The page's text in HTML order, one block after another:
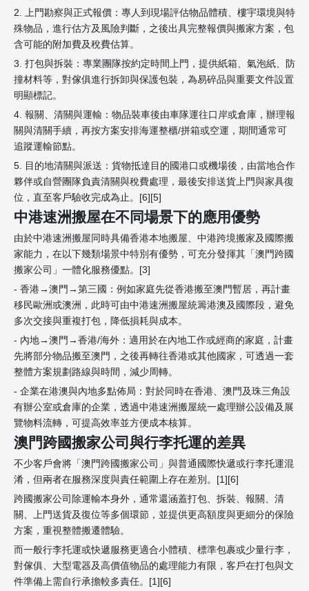
2. 上門勘察與正式報價：專人到現場評估物品體積、樓宇環境與特
殊物品，進行估方及風險判斷，之後出具完整報價與搬家方案，包
含可能的附加費及稅費估算。
3. 打包與拆裝：專業團隊按約定時間上門，提供紙箱、氣泡紙、防
撞材料等，對傢俱進行拆卸與保護包裝，為易碎品與重要文件設置
明顯標記。
4. 報關、清關與運輸：物品裝車後由車隊運往口岸或倉庫，辦理報
關與清關手續，再按方案安排海運整櫃/拼箱或空運，期間通常可
追蹤運輸節點。
5. 目的地清關與派送：貨物抵達目的國港口或機場後，由當地合作
夥伴或自營團隊負責清關與稅費處理，最後安排送貨上門與家具復
位，直至客戶驗收完成為止。[6][5]
中港速洲搬屋在不同場景下的應用優勢
由於中港速洲搬屋同時具備香港本地搬屋、中港跨境搬家及國際搬
家能力，在以下幾類場景中特別有優勢，可充分發揮其「澳門跨國
搬家公司」一體化服務優點。[3]
- 香港→澳門→第三國：例如家庭先從香港搬至澳門暫居，再計畫
移民歐洲或澳洲，此時可由中港速洲搬屋統籌港澳及國際段，避免
多次交接與重複打包，降低損耗與成本。
- 內地→澳門→香港/海外：適用於在內地工作或經商的家庭，計畫
先將部分物品搬至澳門，之後再轉往香港或其他國家，可透過一套
整體方案規劃路線與時間，減少周轉。
- 企業在港澳與內地多點佈局：對於同時在香港、澳門及珠三角設
有辦公室或倉庫的企業，透過中港速洲搬屋統一處理辦公設備及展
覽物料流轉，可提高效率並方便成本核算。
澳門跨國搬家公司與行李托運的差異
不少客戶會將「澳門跨國搬家公司」與普通國際快遞或行李托運混
淆，但兩者在服務深度與責任範圍上存在差別。[1][6]
跨國搬家公司除運輸本身外，通常還涵蓋打包、拆裝、報關、清
關、上門送貨及復位等多個環節，並提供更高額度與更細分的保險
方案，重視整體搬遷體驗。
而一般行李托運或快遞服務更適合小體積、標準包裹或少量行李，
對傢俱、大型電器及高價值物品的處理能力有限，客戶在打包與文
件準備上需自行承擔較多責任。[1][6]